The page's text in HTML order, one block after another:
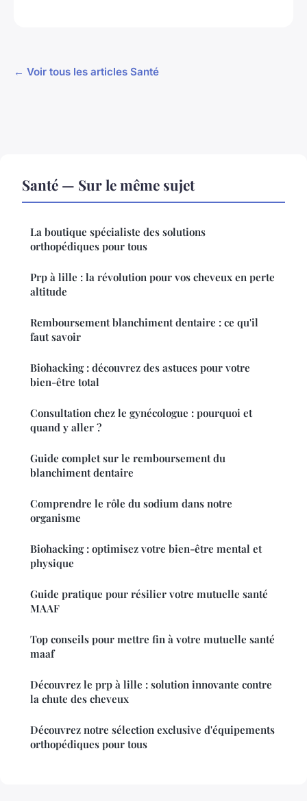
← Voir tous les articles Santé
Santé — Sur le même sujet
La boutique spécialiste des solutions
orthopédiques pour tous
Prp à lille : la révolution pour vos cheveux en perte
altitude
Remboursement blanchiment dentaire : ce qu'il
faut savoir
Biohacking : découvrez des astuces pour votre
bien-être total
Consultation chez le gynécologue : pourquoi et
quand y aller ?
Guide complet sur le remboursement du
blanchiment dentaire
Comprendre le rôle du sodium dans notre
organisme
Biohacking : optimisez votre bien-être mental et
physique
Guide pratique pour résilier votre mutuelle santé
MAAF
Top conseils pour mettre fin à votre mutuelle santé
maaf
Découvrez le prp à lille : solution innovante contre
la chute des cheveux
Découvrez notre sélection exclusive d'équipements
orthopédiques pour tous